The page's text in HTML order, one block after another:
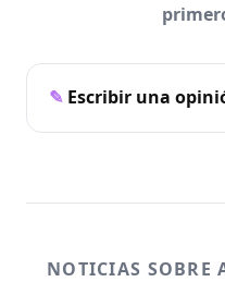
Escribir una
NOTICIAS SOBRE